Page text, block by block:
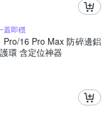
蓋即穩
Pro/16 Pro Max 防碎邊鋁
環 含定位神器